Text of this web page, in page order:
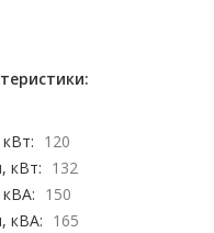
120
кВт: 132
150
кВА: 165